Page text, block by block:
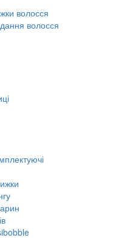
волосся
волосся